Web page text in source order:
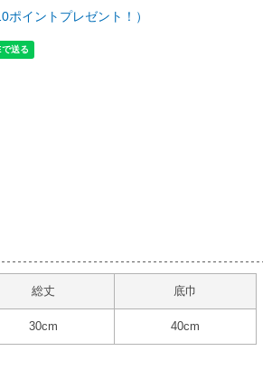
ポイントプレゼント！）
総丈 底巾
30cm 40cm